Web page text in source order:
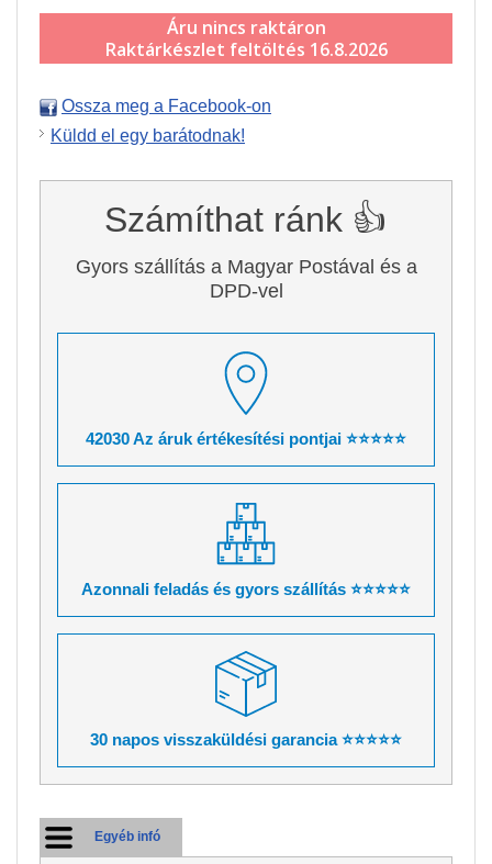
Áru nincs raktáron
Raktárkészlet feltöltés 16.8.2026
Ossza meg a Facebook-on
Küldd el egy barátodnak!
Számíthat ránk 👍
Gyors szállítás a Magyar Postával és a
DPD-vel
42030 Az áruk értékesítési pontjai ⭐⭐⭐⭐⭐
Azonnali feladás és gyors szállítás ⭐⭐⭐⭐⭐
30 napos visszaküldési garancia ⭐⭐⭐⭐⭐
Egyéb infó